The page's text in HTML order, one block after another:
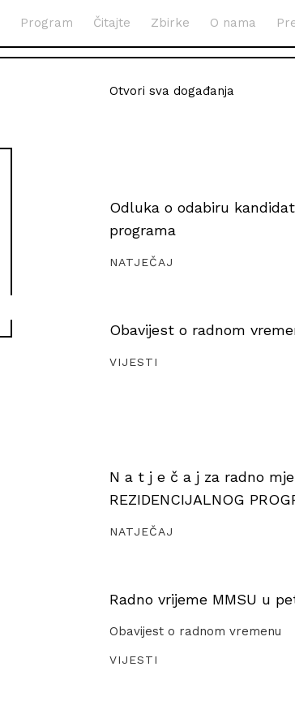
Program Čitajte Zbirke O nama
Otvori sva događanja
Odluka o odabiru
programa
NATJEČAJ
Obavijest o radnom
VIJESTI
N a t j e č a j za radno
REZIDENCIJALNOG
NATJEČAJ
Radno vrijeme MMSU u
Obavijest o radnom vremenu
VIJESTI